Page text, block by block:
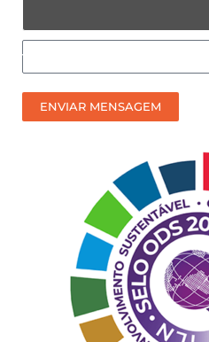
Como
prefere
receber
nosso
ENVIAR MENSAGEM